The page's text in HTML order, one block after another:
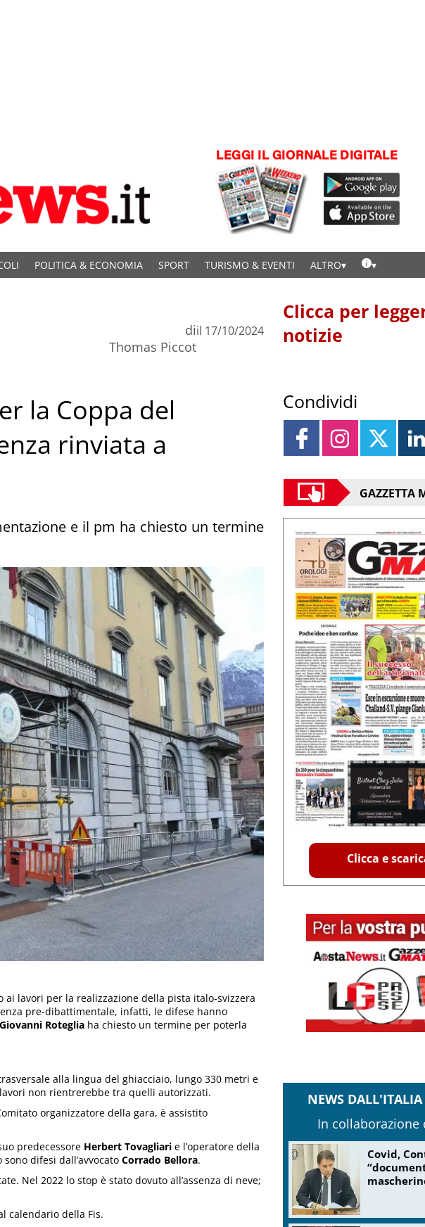
POLITICA & ECONOMIA SPORT TURISMO & EVENTI ALTRO
di
Thomas Piccot
il 17/10/2024
la Coppa del
rinviata a
e il pm ha chiesto un termine
lavori per la realizzazione della pista italo-svizzera
pre-dibattimentale, infatti, le difese hanno
Giovanni Roteglia ha chiesto un termine per poterla
alla lingua del ghiacciaio, lungo 330 metri e
non rientrerebbe tra quelli autorizzati.
organizzatore della gara, è assistito
predecessore Herbert Tovagliari e l’operatore della
difesi dall’avvocato Corrado Bellora.
Nel 2022 lo stop è stato dovuto all’assenza di neve;
calendario della Fis.
Clicca per
notizie
Condividi
GAZZETTA
Clicca e
NEWS
In collaborazione
Covid,